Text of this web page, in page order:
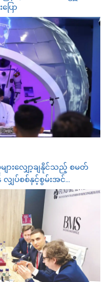
ော
ျားလျှော့ချနိုင်သည့် စမတ်
လျှပ်စစ်နှင့်စွမ်းအင်